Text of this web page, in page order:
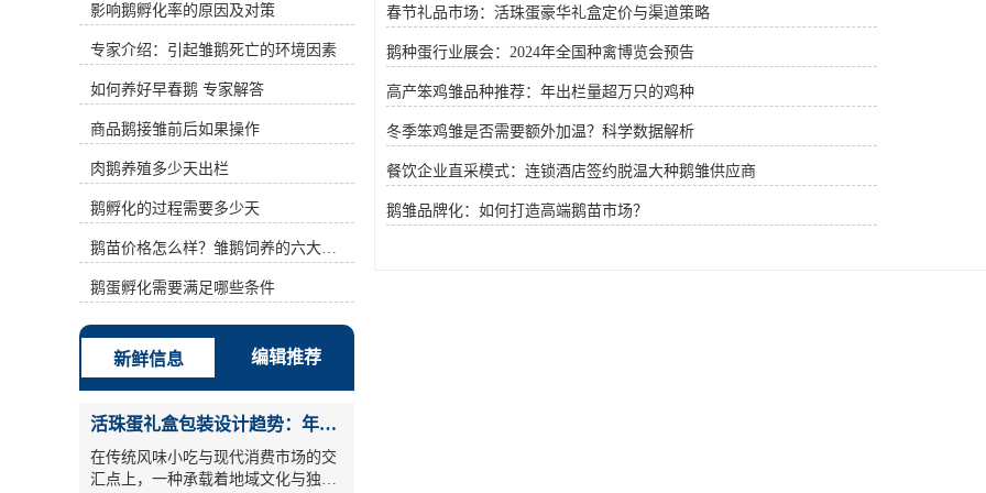
春节礼品市场：活珠蛋豪华礼盒定价与渠道策略
鹅种蛋行业展会：2024年全国种禽博览会预告
高产笨鸡雏品种推荐：年出栏量超万只的鸡种
冬季笨鸡雏是否需要额外加温？科学数据解析
餐饮企业直采模式：连锁酒店签约脱温大种鹅雏供应商
鹅雏品牌化：如何打造高端鹅苗市场？
2、温度合适。1～5日龄为25℃～
28℃，6～10日龄在23℃～26℃，11
～20日龄为20℃～24℃，21日龄以后
为17℃～20℃。3、精心饲喂。应守
时定量饲喂，宜选用少喂勤添多半饱
的喂法。雏鹅在出壳24小时后，要先
喂水后开食，喂浸泡的碎米和丝状青
菜。开食后前两天喂4～5次，4～10
35%，青菜占65%。11～20日龄时，
以青料为主。21日龄后，改为谷物类
饲料，每天喂4～5次。4、分隔育
雏。每批雏鹅都有大、中、小或强弱
之分，因而，有必要合理群，到达全
群成长均匀，发育规整的意图。育雏
应以小群为宜，每群50～80只，要做
到白日、黑夜逐群查看，用手把小鹅
操动4～5次，避免有雏鹅堆叠而形成
上面冻、中心热、下面压。5、当令
放牧。自开食后，要每隔一小时动身
一次，这样可调理温度，发出水汽。
7日龄后，挑选在晴朗无风气候，可
影响鹅孵化率的原因及对策
专家介绍：引起雏鹅死亡的环境因素
如何养好早春鹅 专家解答
商品鹅接雏前后如果操作
肉鹅养殖多少天出栏
鹅孵化的过程需要多少天
鹅苗价格怎么样？雏鹅饲养的六大要点！
鹅蛋孵化需要满足哪些条件
新鲜信息 编辑推荐
活珠蛋礼盒包装设计趋势：年节礼品市场突破方案
在传统风味小吃与现代消费市场的交
汇点上，一种承载着地域文化与独特